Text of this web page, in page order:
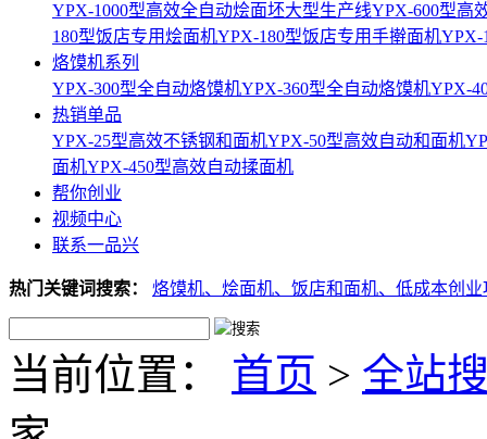
YPX-1000型高效全自动烩面坯大型生产线YPX-600型高
180型饭店专用烩面机YPX-180型饭店专用手擀面机YPX-
烙馍机系列
YPX-300型全自动烙馍机YPX-360型全自动烙馍机YPX-
热销单品
YPX-25型高效不锈钢和面机YPX-50型高效自动和面机
面机YPX-450型高效自动揉面机
帮你创业
视频中心
联系一品兴
热门关键词搜索： 烙馍机、 烩面机、 饭店和面机、 低成本创业
当前位置： 首页 > 全站